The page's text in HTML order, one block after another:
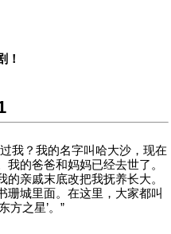
！
我？我的名字叫哈大沙，现在
的爸爸和妈妈已经去世了。
亲戚末底改把我抚养长大。
珊城里面。在这里，大家都叫
方之星’。”